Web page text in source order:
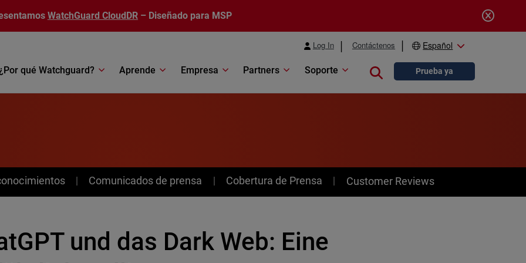
WatchGuard CloudDR – Diseñado para MSP
Log In Contáctenos Español
qué Watchguard? Aprende Empresa Partners Soporte Close searchPrueba ya
Comunicados de prensa Cobertura de Prensa Customer Reviews
und das Dark Web: Eine